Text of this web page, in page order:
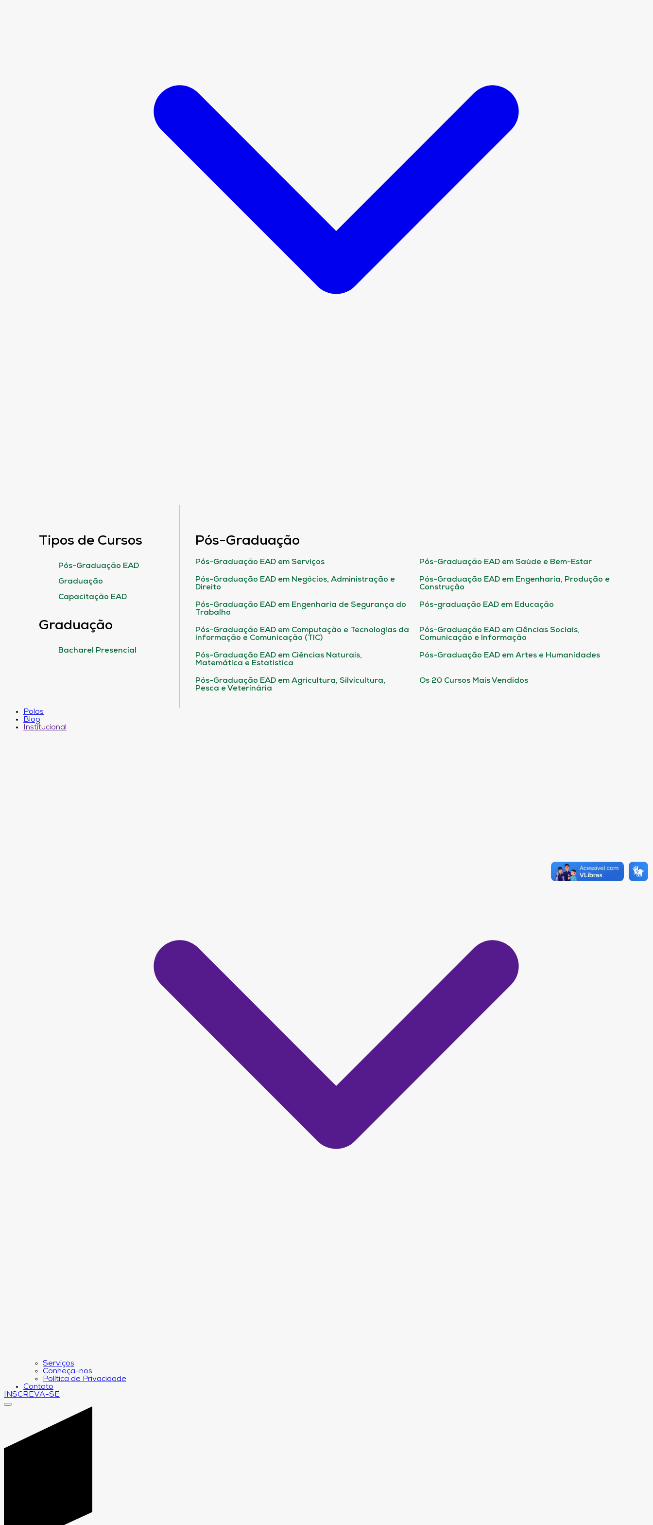
Tipos de Cursos
Pós-Graduação EAD
Graduação
Capacitação EAD
Graduação
Bacharel Presencial
Pós-Graduação
Pós-Graduação EAD em Serviços Pós-Graduação EAD em Saúde e Bem-Estar
Pós-Graduação EAD em Negócios, Administração e
Direito
Pós-Graduação EAD em Engenharia, Produção e
Construção
Pós-Graduação EAD em Engenharia de Segurança do
Trabalho
Pós-graduação EAD em Educação
Pós-Graduação EAD em Computação e Tecnologias da
informação e Comunicação (TIC)
Pós-Graduação EAD em Ciências Sociais,
Comunicação e Informação
Pós-Graduação EAD em Ciências Naturais,
Matemática e Estatística
Pós-Graduação EAD em Artes e Humanidades
Pós-Graduação EAD em Agricultura, Silvicultura,
Pesca e Veterinária
Os 20 Cursos Mais Vendidos
Polos
Blog
Institucional
Serviços
Conheça-nos
Política de Privacidade
Contato
INSCREVA-SE